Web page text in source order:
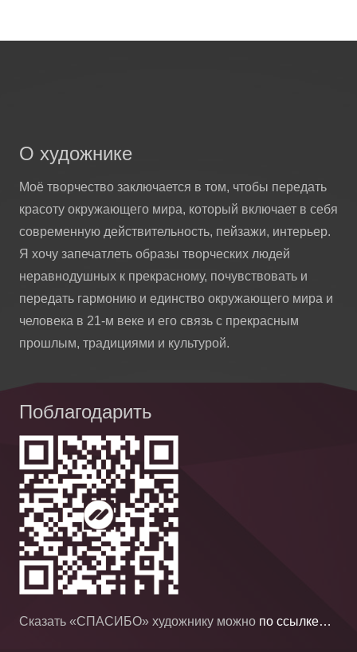
О художнике
Моё творчество заключается в том, чтобы передать
красоту окружающего мира, который включает в себя
современную действительность, пейзажи, интерьер.
Я хочу запечатлеть образы творческих людей
неравнодушных к прекрасному, почувствовать и
передать гармонию и единство окружающего мира и
человека в 21-м веке и его связь с прекрасным
прошлым, традициями и культурой.
Поблагодарить
Сказать «СПАСИБО» художнику можно по ссылке…